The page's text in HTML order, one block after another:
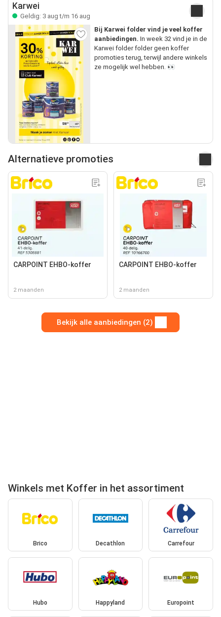
Karwei
Geldig: 3 aug t/m 16 aug
Bij Karwei folder vind je veel koffer
aanbiedingen. In week 32 vind je in de
Karwei folder folder geen koffer
promoties terug, terwijl andere winkels
ze mogelijk wel hebben. 👀
Alternatieve promoties
CARPOINT EHBO-koffer
2 maanden
CARPOINT EHBO-koffer
2 maanden
Bekijk alle aanbiedingen (2)
Winkels met Koffer in het assortiment
Brico Decathlon Carrefour
Hubo Happyland Europoint